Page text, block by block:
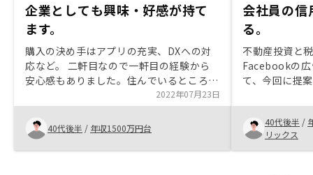
企業としても興味・好感が持て
ます。
購入の決め手はアプリの充実、DXへの対
応など。 二軒目なので一軒目の経験から
安心感もありました。住んでいるところと
離れていても、安心して管理を任せられる
と思います。他の投資と比べ不動産投資は
レバレッジが効きやすい。
2022年07月23日
40代後半 / 年収1500万円台
会社員の信
る。
不動産投資と
Facebookの
て、今回に提
る方法として
スで賃料が固
ャッシュアウ
し良ければと
40代後半 /
リックス